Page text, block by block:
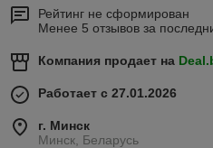
Рейтинг не сформирован
Менее 5 отзывов за
Компания продает на
Работает с 27.01.2026
г. Минск
Минск, Беларусь